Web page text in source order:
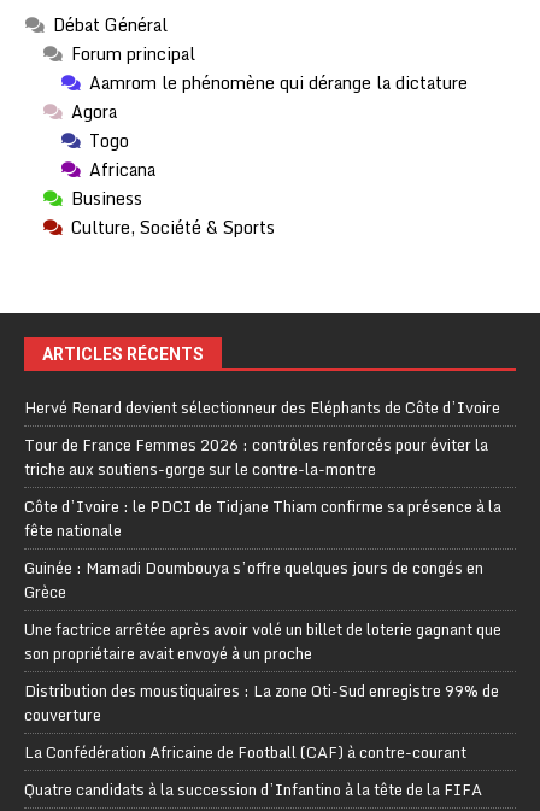
Débat Général
Forum principal
Aamrom le phénomène qui dérange la dictature
Agora
Togo
Africana
Business
Culture, Société & Sports
ARTICLES RÉCENTS
Hervé Renard devient sélectionneur des Eléphants de Côte d’Ivoire
Tour de France Femmes 2026 : contrôles renforcés pour éviter la
triche aux soutiens-gorge sur le contre-la-montre
Côte d’Ivoire : le PDCI de Tidjane Thiam confirme sa présence à la
fête nationale
Guinée : Mamadi Doumbouya s’offre quelques jours de congés en
Grèce
Une factrice arrêtée après avoir volé un billet de loterie gagnant que
son propriétaire avait envoyé à un proche
Distribution des moustiquaires : La zone Oti-Sud enregistre 99% de
couverture
La Confédération Africaine de Football (CAF) à contre-courant
Quatre candidats à la succession d’Infantino à la tête de la FIFA